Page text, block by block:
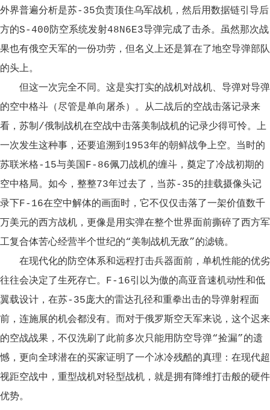
外界普遍分析是苏-35负责顶住乌军战机，然后用数据链引导后
方的S-400防空系统发射48N6E3导弹完成了击杀。虽然那次战
果也有俄空天军的一份功劳，但名义上还是算在了地空导弹部队
的头上。
但这一次完全不同。这是实打实的战机对战机、导弹对导弹
的空中格斗（尽管是单向屠杀）。从二战后的空战击落记录来
看，苏制/俄制战机在空战中击落美制战机的记录少得可怜。上
一次发生这种事，还要追溯到1953年的朝鲜战争上空。当时的
苏联米格-15与美国F-86佩刀战机的缠斗，奠定了冷战初期的
空中格局。如今，整整73年过去了，当苏-35的挂载摄像头记
录下F-16在空中解体的画面时，它不仅仅击落了一架价值数千
万美元的西方战机，更像是用实弹在整个世界面前撕碎了西方军
工复合体苦心经营半个世纪的“美制战机无敌”的滤镜。
在现代化的防空体系和远程打击兵器面前，单机性能的优劣
往往会决定了生死存亡。F-16引以为傲的高亚音速机动性和低
翼载设计，在苏-35庞大的雷达孔径和重拳出击的导弹射程面
前，连施展的机会都没有。而对于俄罗斯空天军来说，这个迟来
的空战战果，不仅洗刷了此前多次只能用防空导弹“捡漏”的遗
憾，更向全球潜在的买家证明了一个冰冷残酷的真理：在现代超
视距空战中，重型战机对轻型战机，就是拥有降维打击般的硬件
优势。